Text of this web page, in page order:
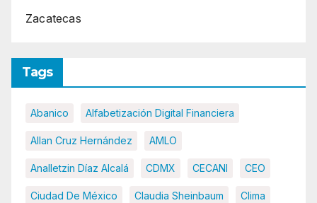
Zacatecas
Tags
Abanico Alfabetización Digital Financiera
Allan Cruz Hernández AMLO
Analletzin Díaz Alcalá CDMX CECANI CEO
Ciudad De México Claudia Sheinbaum Clima